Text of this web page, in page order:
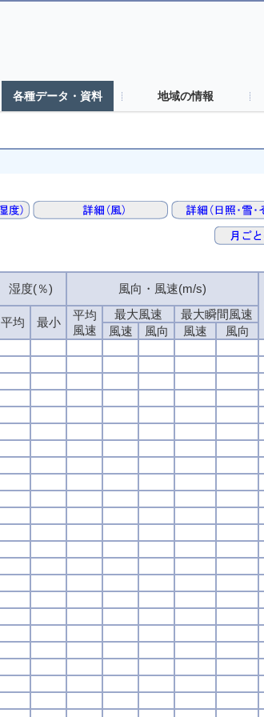
各種データ・資料 地域の情報
湿度(％) 風向・風速(m/s)
平均 最小
平均
風速
最大風速 最大瞬間風速
風速 風向 風速 風向